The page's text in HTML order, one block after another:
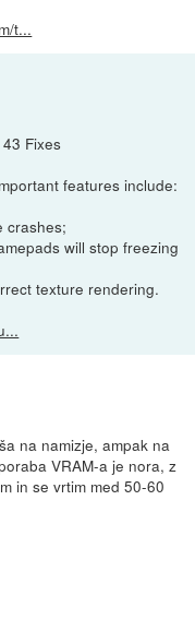
t...
Fixes
features include:
crashes;
will stop freezing
texture rendering.
na namizje, ampak na
VRAM-a je nora, z
in se vrtim med 50-60